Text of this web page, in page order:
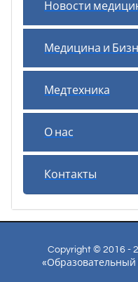
Новости
Медицина и
Медтехника
О нас
Контакты
Copyright © 2016 -
«Образовательный